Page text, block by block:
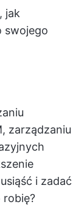
jak
swojego
zarządzaniu
i zadać